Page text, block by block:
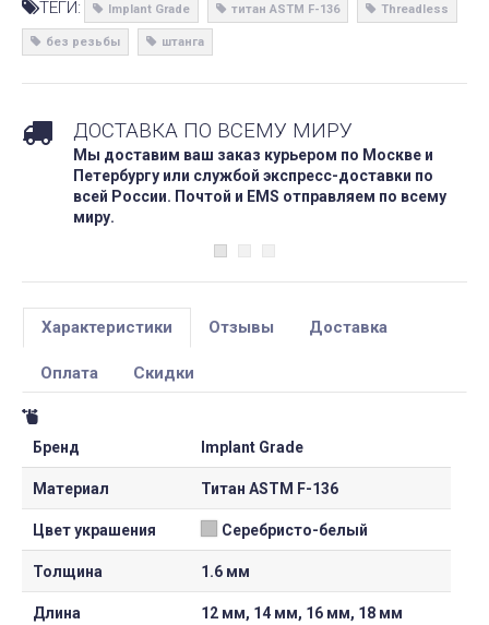
ТЕГИ: Implant Grade титан ASTM F-136 Threadless
без резьбы штанга
ДОСТАВКА ПО ВСЕМУ МИРУ
Мы доставим ваш заказ курьером по Москве и
Петербургу или службой экспресс-доставки по
всей России. Почтой и EMS отправляем по всему
миру.
Характеристики Отзывы Доставка
Оплата Скидки
Бренд Implant Grade
Материал Титан ASTM F-136
Цвет украшения Серебристо-белый
Толщина 1.6 мм
Длина 12 мм, 14 мм, 16 мм, 18 мм